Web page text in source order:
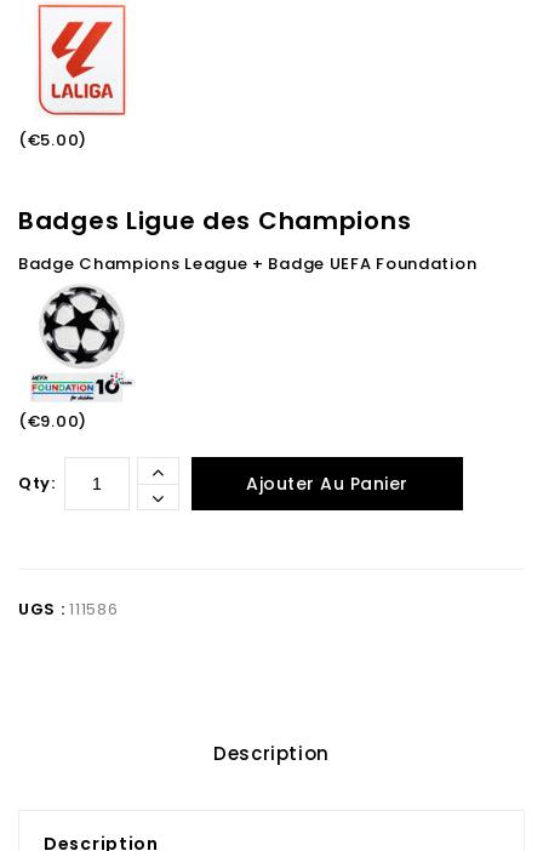
(€5.00)
Badges Ligue des Champions
Badge Champions League + Badge UEFA Foundation
(€9.00)
Qty: Ajouter Au Panier
UGS :111586
Description
Description